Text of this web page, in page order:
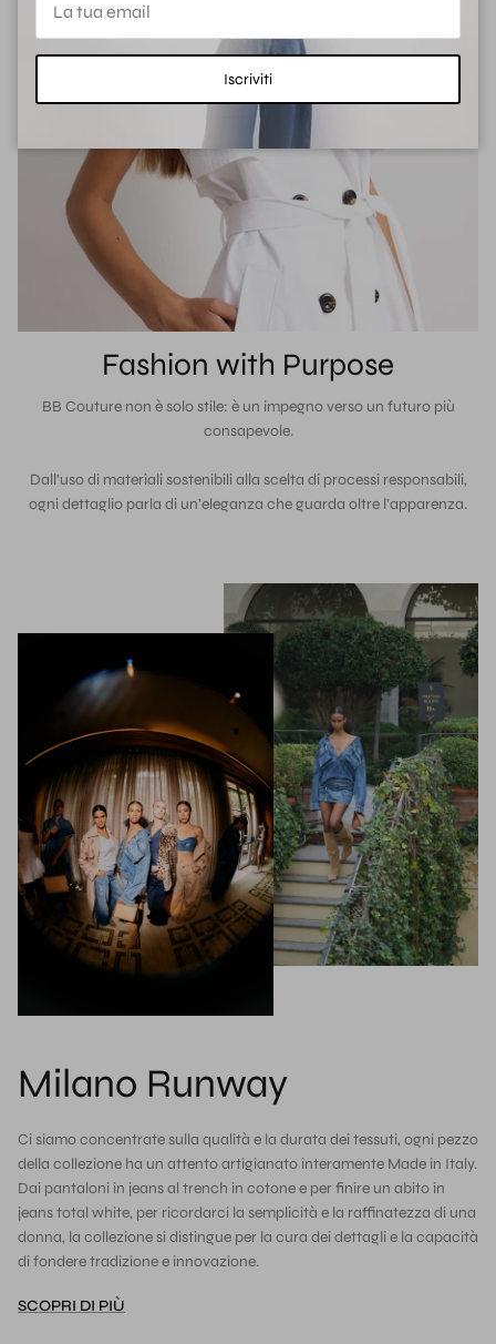
Fashion with Purpose
BB Couture non è solo stile: è un impegno verso un futuro più
consapevole.
Dall’uso di materiali sostenibili alla scelta di processi responsabili,
ogni dettaglio parla di un’eleganza che guarda oltre l’apparenza.
Milano Runway
Ci siamo concentrate sulla qualità e la durata dei tessuti, ogni pezzo
della collezione ha un attento artigianato interamente Made in Italy.
Dai pantaloni in jeans al trench in cotone e per finire un abito in
jeans total white, per ricordarci la semplicità e la raffinatezza di una
donna, la collezione si distingue per la cura dei dettagli e la capacità
di fondere tradizione e innovazione.
SCOPRI DI PIÙ
Iscriviti